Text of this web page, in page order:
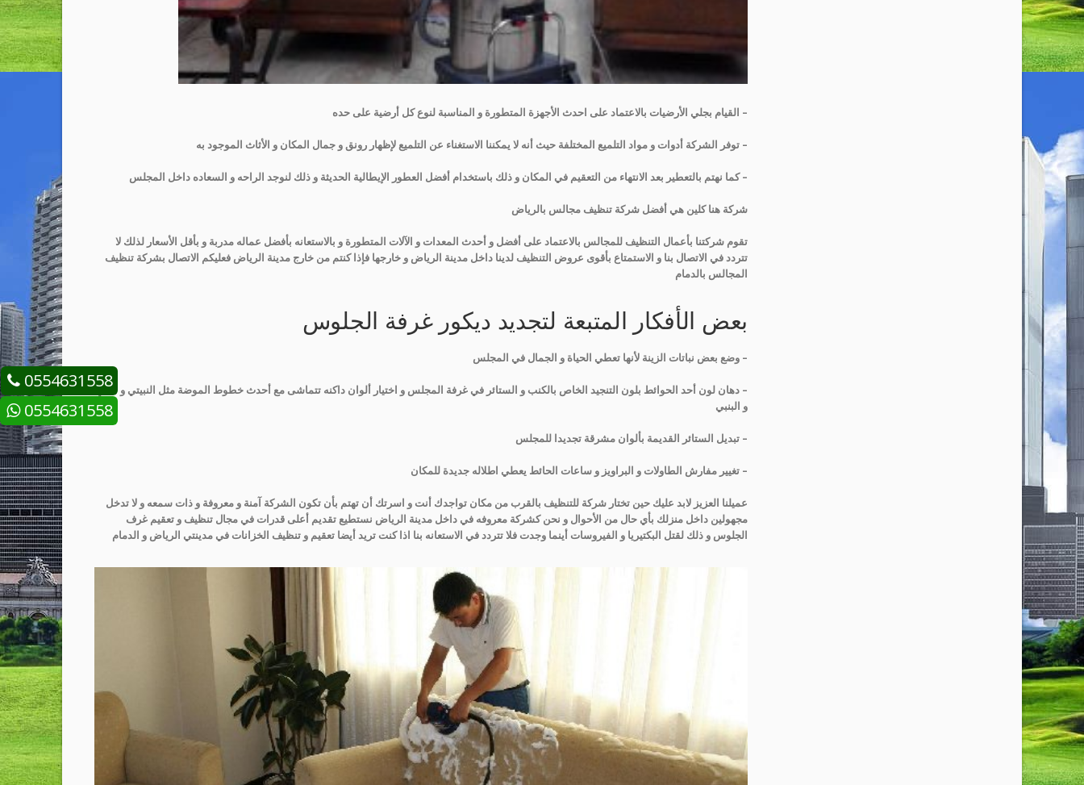
– القيام بجلي الأرضيات بالاعتماد على احدث الأجهزة المتطورة و المناسبة لنوع كل أرضية على حده
– توفر الشركة أدوات و مواد التلميع المختلفة حيث أنه لا يمكننا الاستغناء عن التلميع لإظهار رونق و جمال المكان و الأثاث الموجود به
– كما نهتم بالتعطير بعد الانتهاء من التعقيم في المكان و ذلك باستخدام أفضل العطور الإيطالية الحديثة و ذلك لنوجد الراحه و السعاده داخل المجلس
شركة هنا كلين هي أفضل شركة تنظيف مجالس بالرياض
تقوم شركتنا بأعمال التنظيف للمجالس بالاعتماد على أفضل و أحدث المعدات و الآلات المتطورة و بالاستعانه بأفضل عماله مدربة و بأقل الأسعار لذلك لا
تتردد في الاتصال بنا و الاستمتاع بأقوى عروض التنظيف لدينا داخل مدينة الرياض و خارجها فإذا كنتم من خارج مدينة الرياض فعليكم الاتصال بشركة تنظيف
المجالس بالدمام
بعض الأفكار المتبعة لتجديد ديكور غرفة الجلوس
– وضع بعض نباتات الزينة لأنها تعطي الحياة و الجمال في المجلس
– دهان لون أحد الحوائط بلون التنجيد الخاص بالكنب و الستائر في غرفة المجلس و اختيار ألوان داكنه تتماشى مع أحدث خطوط الموضة مثل النبيتي و البني
و البنبي
– تبديل الستائر القديمة بألوان مشرقة تجديدا للمجلس
– تغيير مفارش الطاولات و البراويز و ساعات الحائط يعطي اطلاله جديدة للمكان
عميلنا العزيز لابد عليك حين تختار شركة للتنظيف بالقرب من مكان تواجدك أنت و اسرتك أن تهتم بأن تكون الشركة آمنة و معروفة و ذات سمعه و لا تدخل
مجهولين داخل منزلك بأي حال من الأحوال و نحن كشركة معروفه في داخل مدينة الرياض نستطيع تقديم أعلى قدرات في مجال تنظيف و تعقيم غرف
الجلوس و ذلك لقتل البكتيريا و الفيروسات أينما وجدت فلا تتردد في الاستعانه بنا اذا كنت تريد أيضا تعقيم و تنظيف الخزانات في مدينتي الرياض و الدمام
0554631558
0554631558